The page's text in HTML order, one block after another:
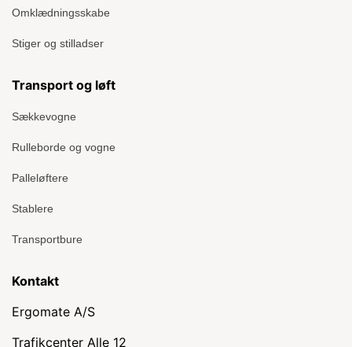
Omklædningsskabe
Stiger og stilladser
Transport og løft
Sækkevogne
Rulleborde og vogne
Palleløftere
Stablere
Transportbure
Kontakt
Ergomate A/S
Trafikcenter Alle 12